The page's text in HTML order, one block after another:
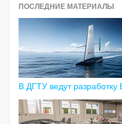
ПОСЛЕДНИЕ МАТЕРИАЛЫ
В ДГТУ ведут